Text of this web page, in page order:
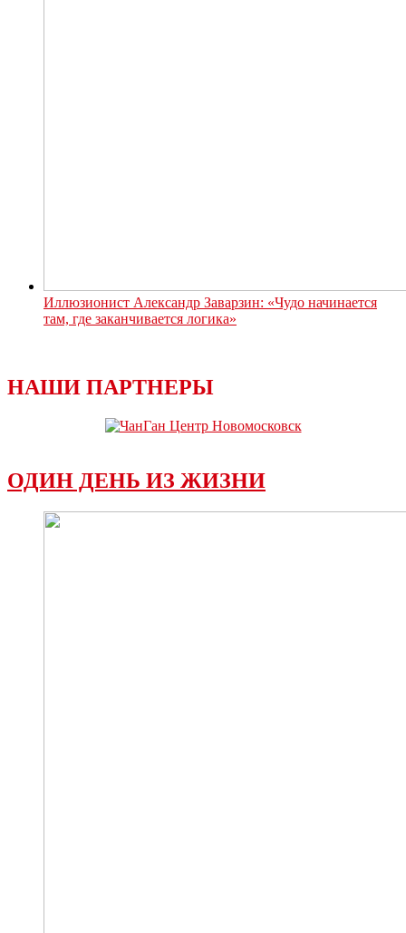
Иллюзионист Александр Заварзин: «Чудо начинается
там, где заканчивается логика»
НАШИ ПАРТНЕРЫ
ОДИН ДЕНЬ ИЗ ЖИЗНИ